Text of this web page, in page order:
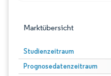
Marktübersicht
Studienzeitraum
Prognosedatenzeitraum